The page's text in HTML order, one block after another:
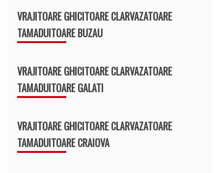
VRAJITOARE GHICITOARE CLARVAZATOARE
TAMADUITOARE BUZAU
VRAJITOARE GHICITOARE CLARVAZATOARE
TAMADUITOARE GALATI
VRAJITOARE GHICITOARE CLARVAZATOARE
TAMADUITOARE CRAIOVA